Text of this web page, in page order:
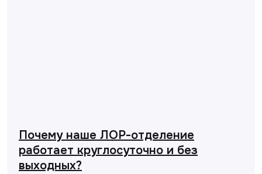
Почему наше ЛОР-отделение
работает круглосуточно и без
выходных?